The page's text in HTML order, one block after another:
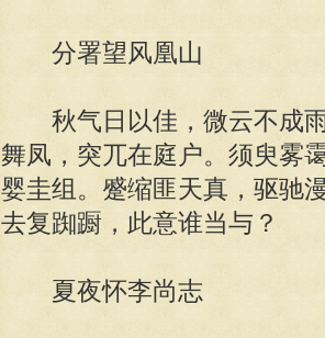
分署望风凰山
秋气日以佳，微云不成雨
舞凤，突兀在庭户。须臾雾
婴圭组。蹙缩匪天真，驱驰
去复踟蹰，此意谁当与？
夏夜怀李尚志